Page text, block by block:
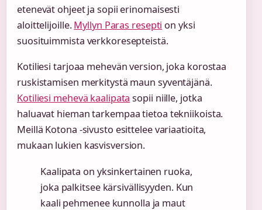
etenevät ohjeet ja sopii erinomaisesti
aloittelijoille.Myllyn Paras resepti on yksi
suosituimmista verkkoresepteistä.
Kotiliesi tarjoaa mehevän version, joka korostaa
ruskistamisen merkitystä maun syventäjänä.
Kotiliesi mehevä kaalipata sopii niille, jotka
haluavat hieman tarkempaa tietoa tekniikoista.
Meillä Kotona -sivusto esittelee variaatioita,
mukaan lukien kasvisversion.
Kaalipata on yksinkertainen ruoka,
joka palkitsee kärsivällisyyden. Kun
kaali pehmenee kunnolla ja maut